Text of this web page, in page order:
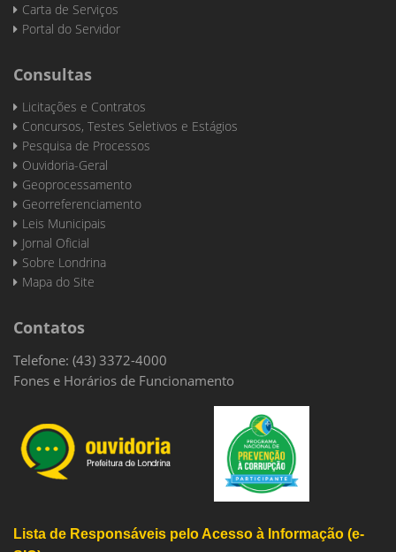
Carta de Serviços
Portal do Servidor
Consultas
Licitações e Contratos
Concursos, Testes Seletivos e Estágios
Pesquisa de Processos
Ouvidoria-Geral
Geoprocessamento
Georreferenciamento
Leis Municipais
Jornal Oficial
Sobre Londrina
Mapa do Site
Contatos
Telefone: (43) 3372-4000
Fones e Horários de Funcionamento
Lista de Responsáveis pelo Acesso à Informação (e-